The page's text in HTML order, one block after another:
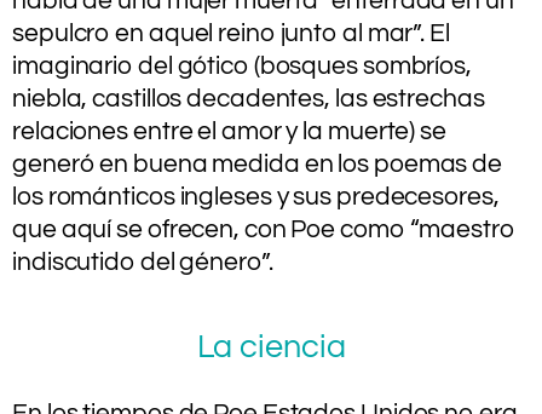
sepulcro en aquel reino junto al mar”. El
imaginario del gótico (bosques sombríos,
niebla, castillos decadentes, las estrechas
relaciones entre el amor y la muerte) se
generó en buena medida en los poemas de
los románticos ingleses y sus predecesores,
que aquí se ofrecen, con Poe como “maestro
indiscutido del género”.
La ciencia